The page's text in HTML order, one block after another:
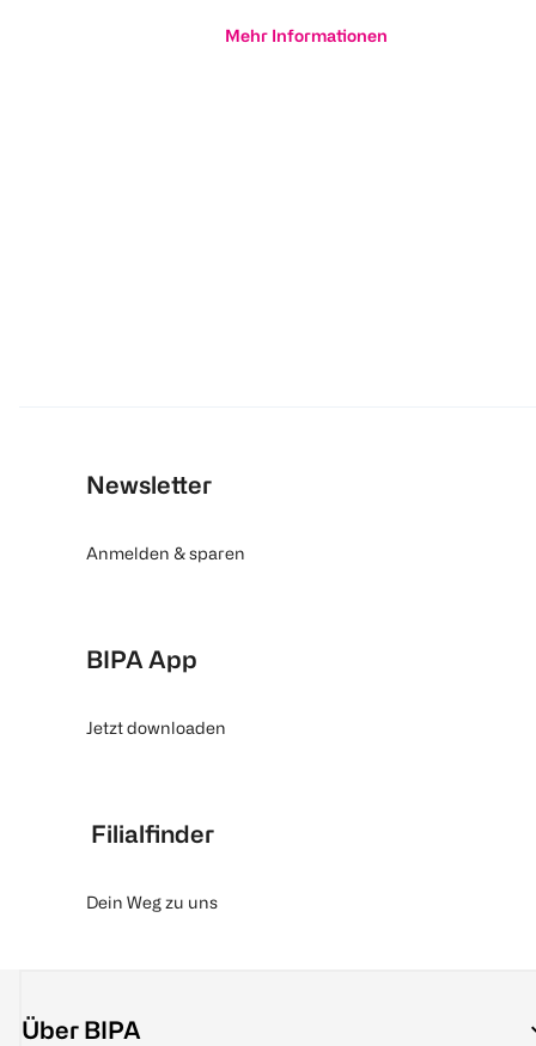
Mehr Informationen
Newsletter
Anmelden & sparen
BIPA App
Jetzt downloaden
Filialfinder
Dein Weg zu uns
Über BIPA